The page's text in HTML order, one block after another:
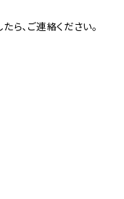
ら、ご連絡ください。